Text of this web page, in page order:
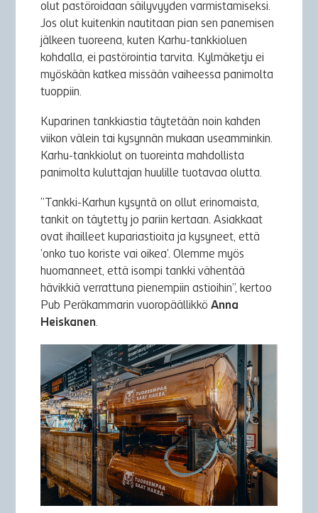
olut pastöroidaan säilyvyyden varmistamiseksi.
Jos olut kuitenkin nautitaan pian sen panemisen
jälkeen tuoreena, kuten Karhu-tankkioluen
kohdalla, ei pastörointia tarvita. Kylmäketju ei
myöskään katkea missään vaiheessa panimolta
tuoppiin.
Kuparinen tankkiastia täytetään noin kahden
viikon välein tai kysynnän mukaan useamminkin.
Karhu-tankkiolut on tuoreinta mahdollista
panimolta kuluttajan huulille tuotavaa olutta.
”Tankki-Karhun kysyntä on ollut erinomaista,
tankit on täytetty jo pariin kertaan. Asiakkaat
ovat ihailleet kupariastioita ja kysyneet, että
’onko tuo koriste vai oikea’. Olemme myös
huomanneet, että isompi tankki vähentää
hävikkiä verrattuna pienempiin astioihin”, kertoo
Pub Peräkammarin vuoropäällikköAnna
Heiskanen.